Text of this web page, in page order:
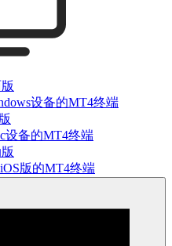
设备的MT4终端
设备的MT4终端
版的MT4终端